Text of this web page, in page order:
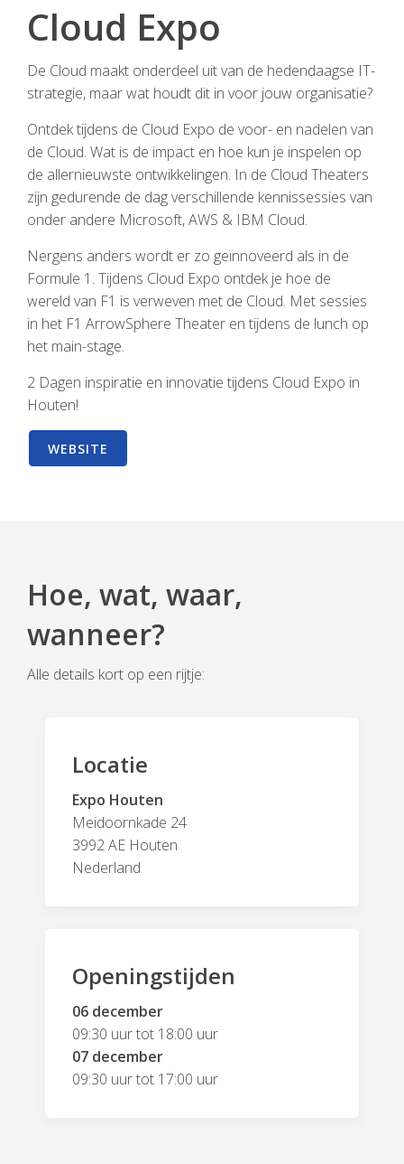
Cloud Expo
De Cloud maakt onderdeel uit van de hedendaagse IT-
strategie, maar wat houdt dit in voor jouw organisatie?
Ontdek tijdens de Cloud Expo de voor- en nadelen van
de Cloud. Wat is de impact en hoe kun je inspelen op
de allernieuwste ontwikkelingen. In de Cloud Theaters
zijn gedurende de dag verschillende kennissessies van
onder andere Microsoft, AWS & IBM Cloud.
Nergens anders wordt er zo geïnnoveerd als in de
Formule 1. Tijdens Cloud Expo ontdek je hoe de
wereld van F1 is verweven met de Cloud. Met sessies
in het F1 ArrowSphere Theater en tijdens de lunch op
het main-stage.
2 Dagen inspiratie en innovatie tijdens Cloud Expo in
Houten!
WEBSITE
Hoe, wat, waar,
wanneer?
Alle details kort op een rijtje:
Locatie
Expo Houten
Meidoornkade 24
3992 AE Houten
Nederland
Openingstijden
06 december
09:30 uur tot 18:00 uur
07 december
09:30 uur tot 17:00 uur